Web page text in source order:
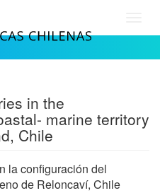
in the
marine territory
Chile
la configuración del
de Reloncaví, Chile